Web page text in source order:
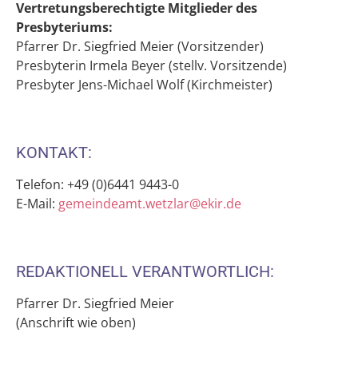
Vertretungsberechtigte Mitglieder des
Presbyteriums:
Pfarrer Dr. Siegfried Meier (Vorsitzender)
Presbyterin Irmela Beyer (stellv. Vorsitzende)
Presbyter Jens-Michael Wolf (Kirchmeister)
KONTAKT:
Telefon: +49 (0)6441 9443-0
E-Mail: gemeindeamt.wetzlar@ekir.de
REDAKTIONELL VERANTWORTLICH:
Pfarrer Dr. Siegfried Meier
(Anschrift wie oben)